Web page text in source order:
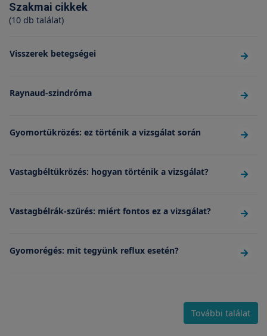
Szakmai cikkek
(10 db találat)
Visszerek betegségei
Raynaud-szindróma
Gyomortükrözés: ez történik a vizsgálat során
Vastagbéltükrözés: hogyan történik a vizsgálat?
Vastagbélrák-szűrés: miért fontos ez a vizsgálat?
Gyomorégés: mit tegyünk reflux esetén?
További találat